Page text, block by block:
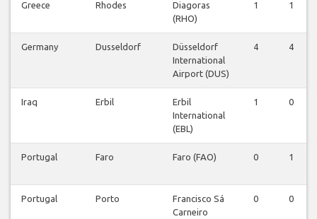
Greece Rhodes
Diagoras
(RHO)
1 1
Germany Dusseldorf
Düsseldorf
International
Airport (DUS)
4 4
Iraq Erbil
Erbil
International
(EBL)
1 0
Portugal Faro Faro (FAO) 0 1
Portugal Porto
Francisco Sá
Carneiro
0 0